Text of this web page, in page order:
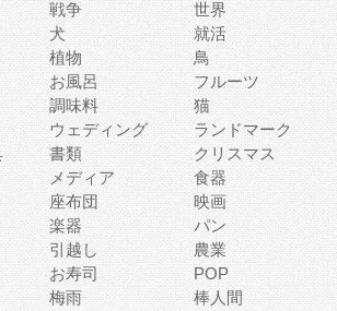
戦争 世界
犬 就活
植物 鳥
お風呂 フルーツ
調味料 猫
ウェディング ランドマーク
書類 クリスマス
メディア 食器
座布団 映画
楽器 パン
引越し 農業
お寿司 POP
梅雨 棒人間